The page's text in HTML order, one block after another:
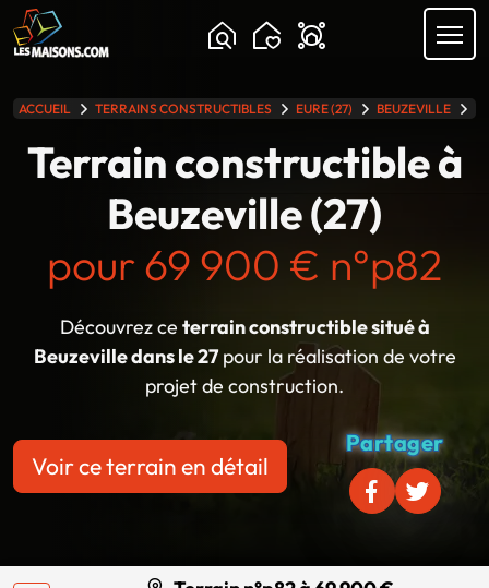
Chargement...
ACCUEIL TERRAINS CONSTRUCTIBLES EURE (27) BEUZEVILLE
Terrain constructible à
Beuzeville (27)
pour 69 900 € n°p82
Découvrez ce terrain constructible situé à
Beuzeville dans le 27pour la réalisation de votre
projet de construction.
Voir ce terrain en détail
Partager